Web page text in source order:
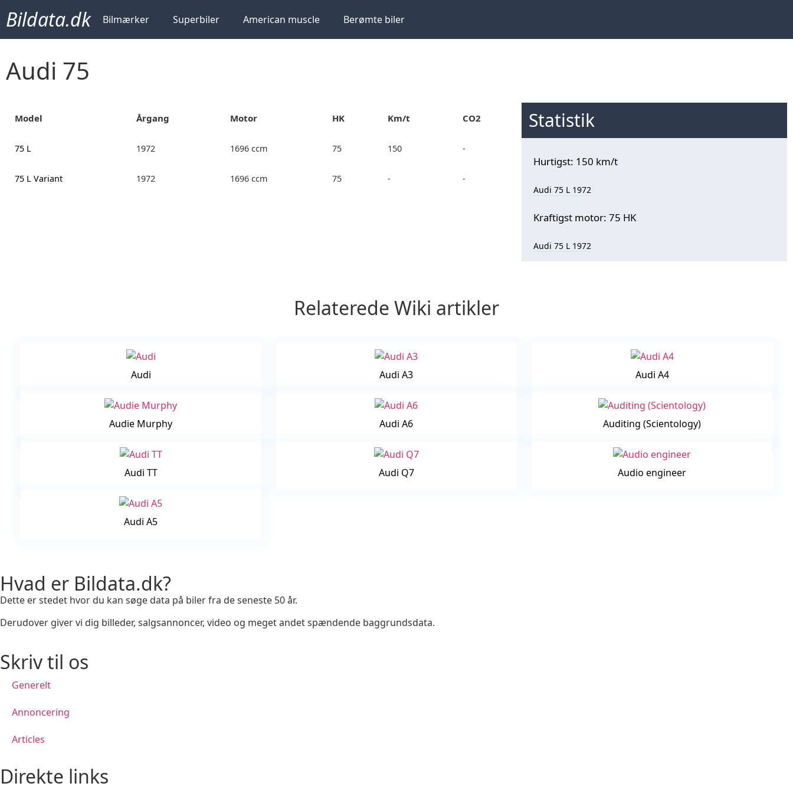
Bildata.dk Bilmærker Superbiler American muscle Berømte biler
Audi 75
Model Årgang Motor HK Km/t CO2
75 L 1972 1696 ccm 75 150 -
75 L Variant 1972 1696 ccm 75 - -
Statistik
Hurtigst: 150 km/t
Audi 75 L 1972
Kraftigst motor: 75 HK
Audi 75 L 1972
Relaterede Wiki artikler
Audi Audi A3 Audi A4
Audie Murphy Audi A6 Auditing (Scientology)
Audi TT Audi Q7 Audio engineer
Audi A5
Hvad er Bildata.dk?
Dette er stedet hvor du kan søge data på biler fra de seneste 50 år.
Derudover giver vi dig billeder, salgsannoncer, video og meget andet spændende baggrundsdata.
Skriv til os
Generelt
Annoncering
Articles
Direkte links